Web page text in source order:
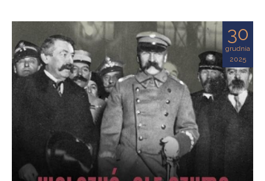
30
grudnia
2025